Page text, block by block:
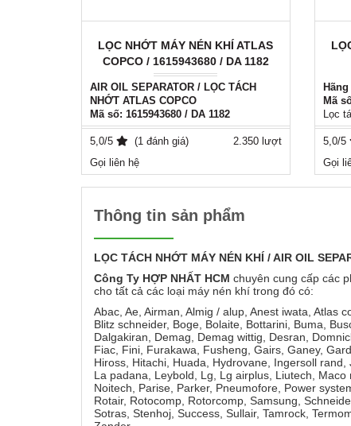
LỌC NHỚT MÁY NÉN KHÍ ATLAS
COPCO / 1615943680 / DA 1182
AIR OIL SEPARATOR / LỌC TÁCH
NHỚT ATLAS COPCO
Mã số: 1615943680 / DA 1182
Hãng sản xuất: ATLAS COPCO
Xuất xứ : Italy - EU / AYIDO
cả các loại máy nén khí
Zalo : ( 0981556849 )
5,0/5 (1 đánh giá)
2.350 lượt
Gọi liên hệ
Hãng
Mã
Lọc
Xuất
Phụ
Thời
5,0/5
Gọi
Thông tin sản phẩm
LỌC TÁCH NHỚT MÁY NÉN KHÍ / AIR OIL
Công Ty HỢP NHẤT HCM chuyên cung cấp các
cho tất cả các loại máy nén khí trong đó có:
Abac, Ae, Airman, Almig / alup, Anest iwata, Atlas
Blitz schneider, Boge, Bolaite, Bottarini, Buma,
Dalgakiran, Demag, Demag wittig, Desran,
Fiac, Fini, Furakawa, Fusheng, Gairs, Ganey,
Hiross, Hitachi, Huada, Hydrovane, Ingersoll
La padana, Leybold, Lg, Lg airplus, Liutech,
Noitech, Parise, Parker, Pneumofore, Power
Rotair, Rotocomp, Rotorcomp, Samsung,
Sotras, Stenhoj, Success, Sullair, Tamrock,